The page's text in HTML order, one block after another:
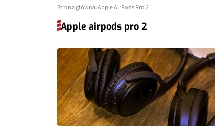
Strona główna Apple AirPods Pro 2
Apple airpods pro 2